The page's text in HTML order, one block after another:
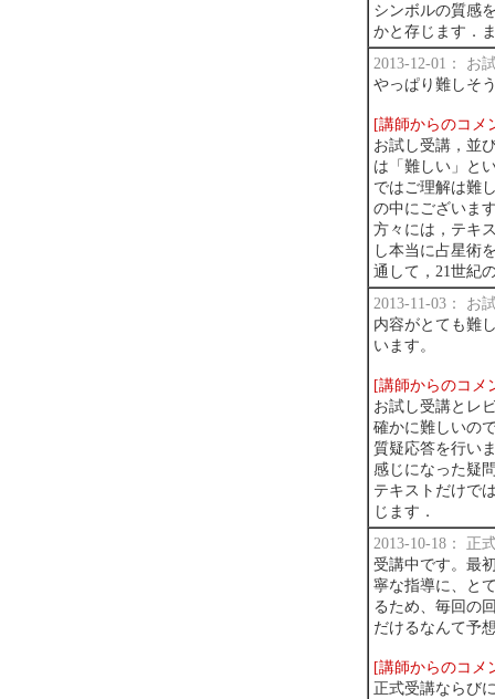
シンボルの質感
かと存じます．
2013-12-01： お
やっぱり難しそ
[講師からのコメ
お試し受講，並
は「難しい」と
ではご理解は難
の中にございま
方々には，テキ
し本当に占星術
通して，21世紀
2013-11-03： お
内容がとても難
います。
[講師からのコメ
お試し受講とレ
確かに難しいの
質疑応答を行い
感じになった疑
テキストだけで
じます．
2013-10-18： 正
受講中です。最
寧な指導に、と
るため、毎回の
だけるなんて予
[講師からのコメ
正式受講ならび